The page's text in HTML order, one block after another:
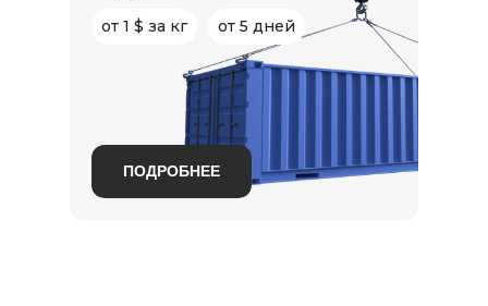
от 1 $ за кг от 5 дней
ПОДРОБНЕЕ